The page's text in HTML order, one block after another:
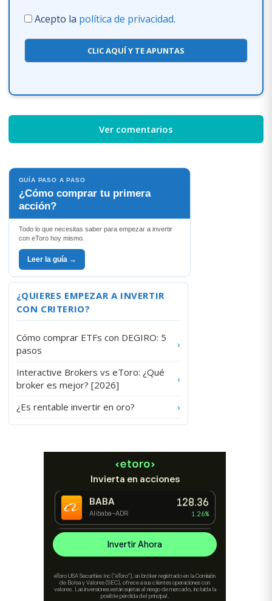
Acepto la política de privacidad.
CLIC AQUÍ Y TE APUNTAS
Ver comentarios
GUÍA PASO A PASO
¿Cómo comprar tu primera
acción?
Todo lo que necesitas saber para empezar a invertir
con eToro hoy mismo.
Leer la guía →
¿QUIERES EMPEZAR A INVERTIR
CON CRITERIO?
Cómo comprar ETFs con DEGIRO: 5
pasos
›
Interactive Brokers vs eToro: ¿Qué
broker es mejor? [2026]
›
¿Es rentable invertir en oro? ›